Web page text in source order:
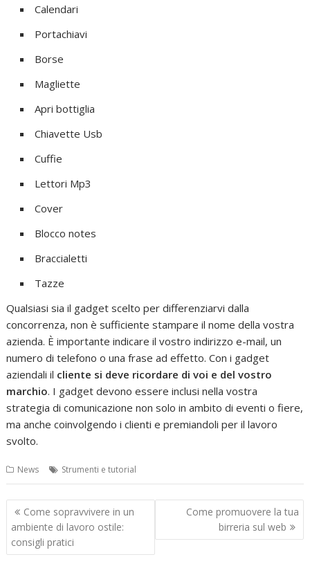
Calendari
Portachiavi
Borse
Magliette
Apri bottiglia
Chiavette Usb
Cuffie
Lettori Mp3
Cover
Blocco notes
Braccialetti
Tazze
Qualsiasi sia il gadget scelto per differenziarvi dalla
concorrenza, non è sufficiente stampare il nome della vostra
azienda. È importante indicare il vostro indirizzo e-mail, un
numero di telefono o una frase ad effetto. Con i gadget
aziendali il cliente si deve ricordare di voi e del vostro
marchio. I gadget devono essere inclusi nella vostra
strategia di comunicazione non solo in ambito di eventi o fiere,
ma anche coinvolgendo i clienti e premiandoli per il lavoro
svolto.
News Strumenti e tutorial
Navigazione
articoli
Come sopravvivere in un
ambiente di lavoro ostile:
consigli pratici
Come promuovere la tua
birreria sul web